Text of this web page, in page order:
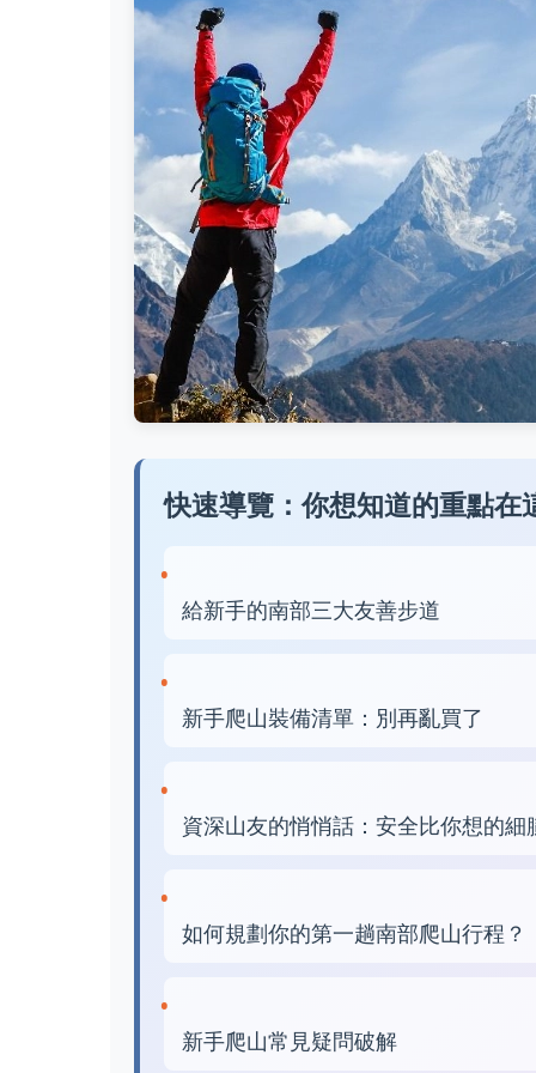
快速導覽：你想知道的重點在
給新手的南部三大友善步道
新手爬山裝備清單：別再亂買了
資深山友的悄悄話：安全比你想的細
如何規劃你的第一趟南部爬山行程？
新手爬山常見疑問破解